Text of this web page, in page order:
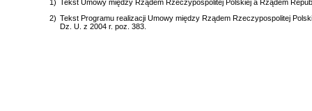
1)
Tekst Umowy między Rządem Rzeczypospolitej Polskiej a Rządem
2) Tekst Programu realizacji Umowy między Rządem Rzeczypospolitej
Dz. U. z 2004 r. poz. 383.